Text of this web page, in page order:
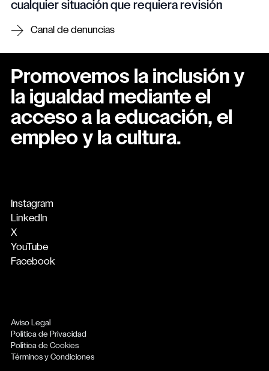
cualquier situación que requiera revisión
Canal de denuncias
Promovemos la inclusión y
la igualdad mediante el
acceso a la educación, el
empleo y la cultura.
Instagram
LinkedIn
X
YouTube
Facebook
Aviso Legal
Política de Privacidad
Política de Cookies
Términos y Condiciones